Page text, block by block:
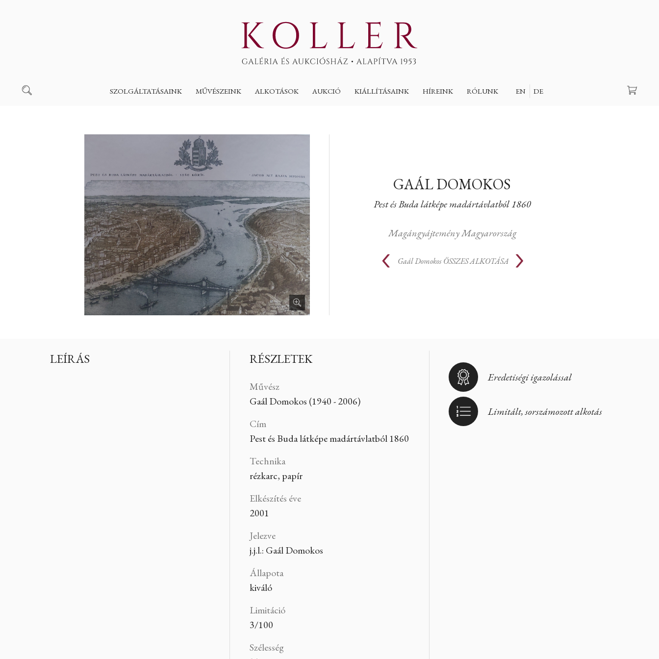
SZOLGÁLTATÁSAINK MŰVÉSZEINK ALKOTÁSOK AUKCIÓ KIÁLLÍTÁSAINK HÍREINK RÓLUNK EN DE
Keresés
GAÁL DOMOKOS
Pest és Buda látképe madártávlatból 1860
Magángyájtemény Magyarország
Gaál Domokos ÖSSZES ALKOTÁSA
LEÍRÁS RÉSZLETEK
Művész
Gaál Domokos (1940 - 2006)
Cím
Pest és Buda látképe madártávlatból 1860
Technika
rézkarc, papír
Elkészítés éve
2001
Jelezve
j.j.l.: Gaál Domokos
Állapota
kiváló
Limitáció
3/100
Szélesség
Eredetiségi igazolással
Limitált, sorszámozott alkotás